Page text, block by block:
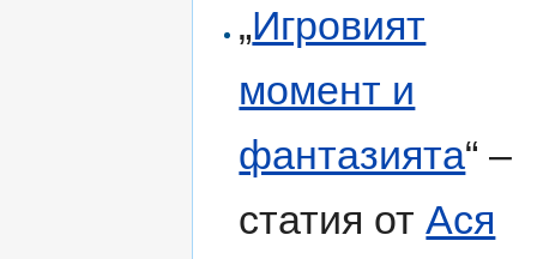
„Игровият
момент и
фантазията“ –
статия от Ася